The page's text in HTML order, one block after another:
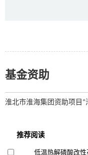
基金资助
淮北市淮海集团资助项目